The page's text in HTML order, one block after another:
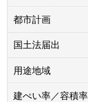
都市計画
国土法届出
用途地域
建ぺい率／容積率